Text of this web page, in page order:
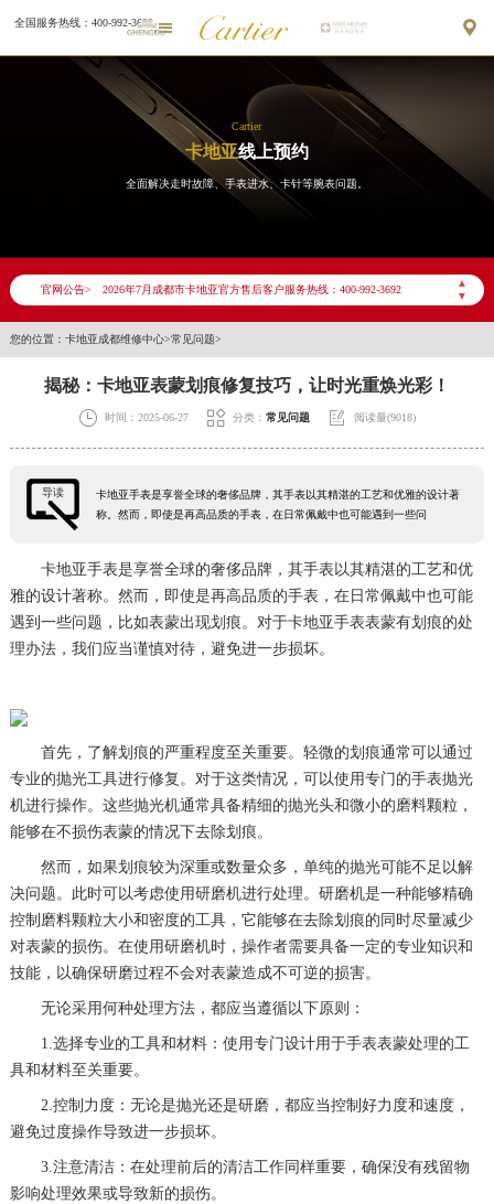
全国服务热线：400-992-3692 
Cartier
卡地亚线上预约
全面解决走时故障、手表进水、卡针等腕表问题。
官网公告>
▲
▼
2026年7月卡地亚成都市售后服务网络优化升级公告
2026年7月成都市卡地亚官方售后客户服务热线：400-992-3692
四川省成都市锦江区人民东路6号SAC东原中心24层2406B室卡地亚售后服务中心（需提前预约）
节假日正常营业！
您的位置： 卡地亚成都维修中心>常见问题>
揭秘：卡地亚表蒙划痕修复技巧，让时光重焕光彩！
 时间：2025-06-27  分类： 常见问题  阅读量(9018)
导读
卡地亚手表是享誉全球的奢侈品牌，其手表以其精湛的工艺和优雅的设计著
称。然而，即使是再高品质的手表，在日常佩戴中也可能遇到一些问
卡地亚手表是享誉全球的奢侈品牌，其手表以其精湛的工艺和优
雅的设计著称。然而，即使是再高品质的手表，在日常佩戴中也可能
遇到一些问题，比如表蒙出现划痕。对于卡地亚手表表蒙有划痕的处
理办法，我们应当谨慎对待，避免进一步损坏。
首先，了解划痕的严重程度至关重要。轻微的划痕通常可以通过
专业的抛光工具进行修复。对于这类情况，可以使用专门的手表抛光
机进行操作。这些抛光机通常具备精细的抛光头和微小的磨料颗粒，
能够在不损伤表蒙的情况下去除划痕。
然而，如果划痕较为深重或数量众多，单纯的抛光可能不足以解
决问题。此时可以考虑使用研磨机进行处理。研磨机是一种能够精确
控制磨料颗粒大小和密度的工具，它能够在去除划痕的同时尽量减少
对表蒙的损伤。在使用研磨机时，操作者需要具备一定的专业知识和
技能，以确保研磨过程不会对表蒙造成不可逆的损害。
无论采用何种处理方法，都应当遵循以下原则：
1.选择专业的工具和材料：使用专门设计用于手表表蒙处理的工
具和材料至关重要。
2.控制力度：无论是抛光还是研磨，都应当控制好力度和速度，
避免过度操作导致进一步损坏。
3.注意清洁：在处理前后的清洁工作同样重要，确保没有残留物
影响处理效果或导致新的损伤。